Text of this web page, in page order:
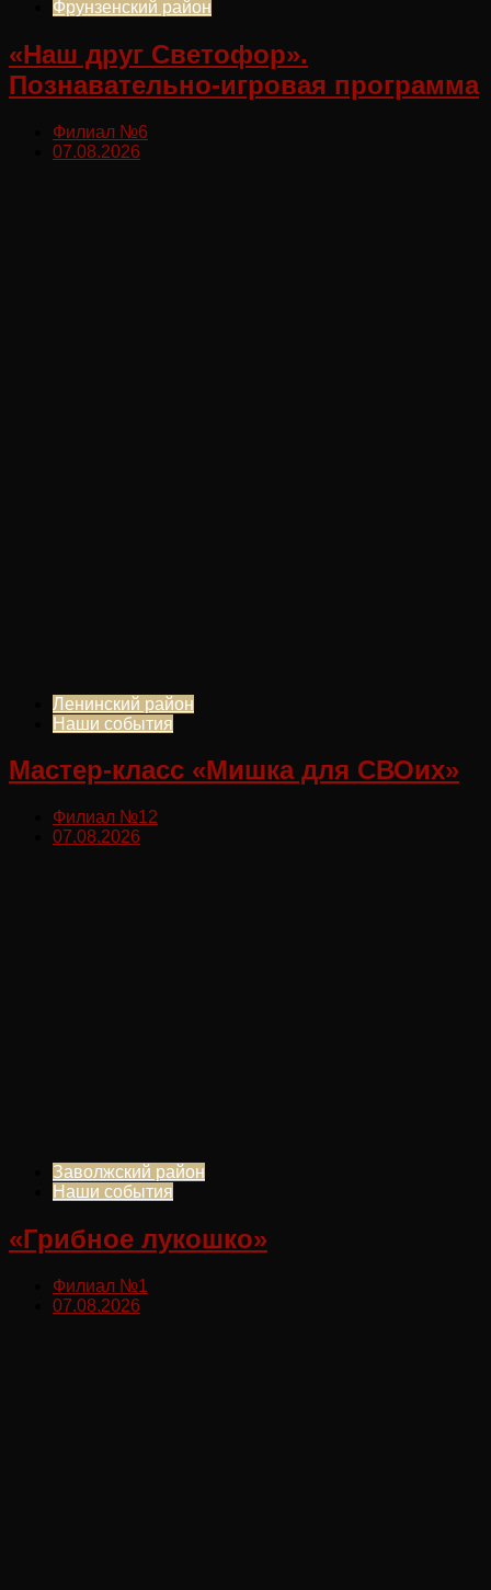
Фрунзенский район
«Наш друг Светофор».
Познавательно-игровая программа
Филиал №6
07.08.2026
Ленинский район
Наши события
Мастер-класс «Мишка для СВОих»
Филиал №12
07.08.2026
Заволжский район
Наши события
«Грибное лукошко»
Филиал №1
07.08.2026